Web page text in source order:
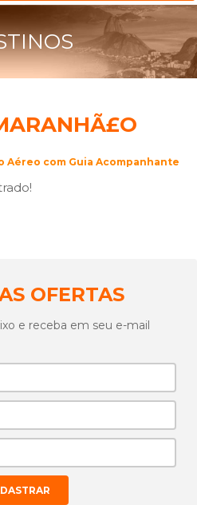
Aéreo com Guia Acompanhante
OFERTAS
e receba em seu e-mail